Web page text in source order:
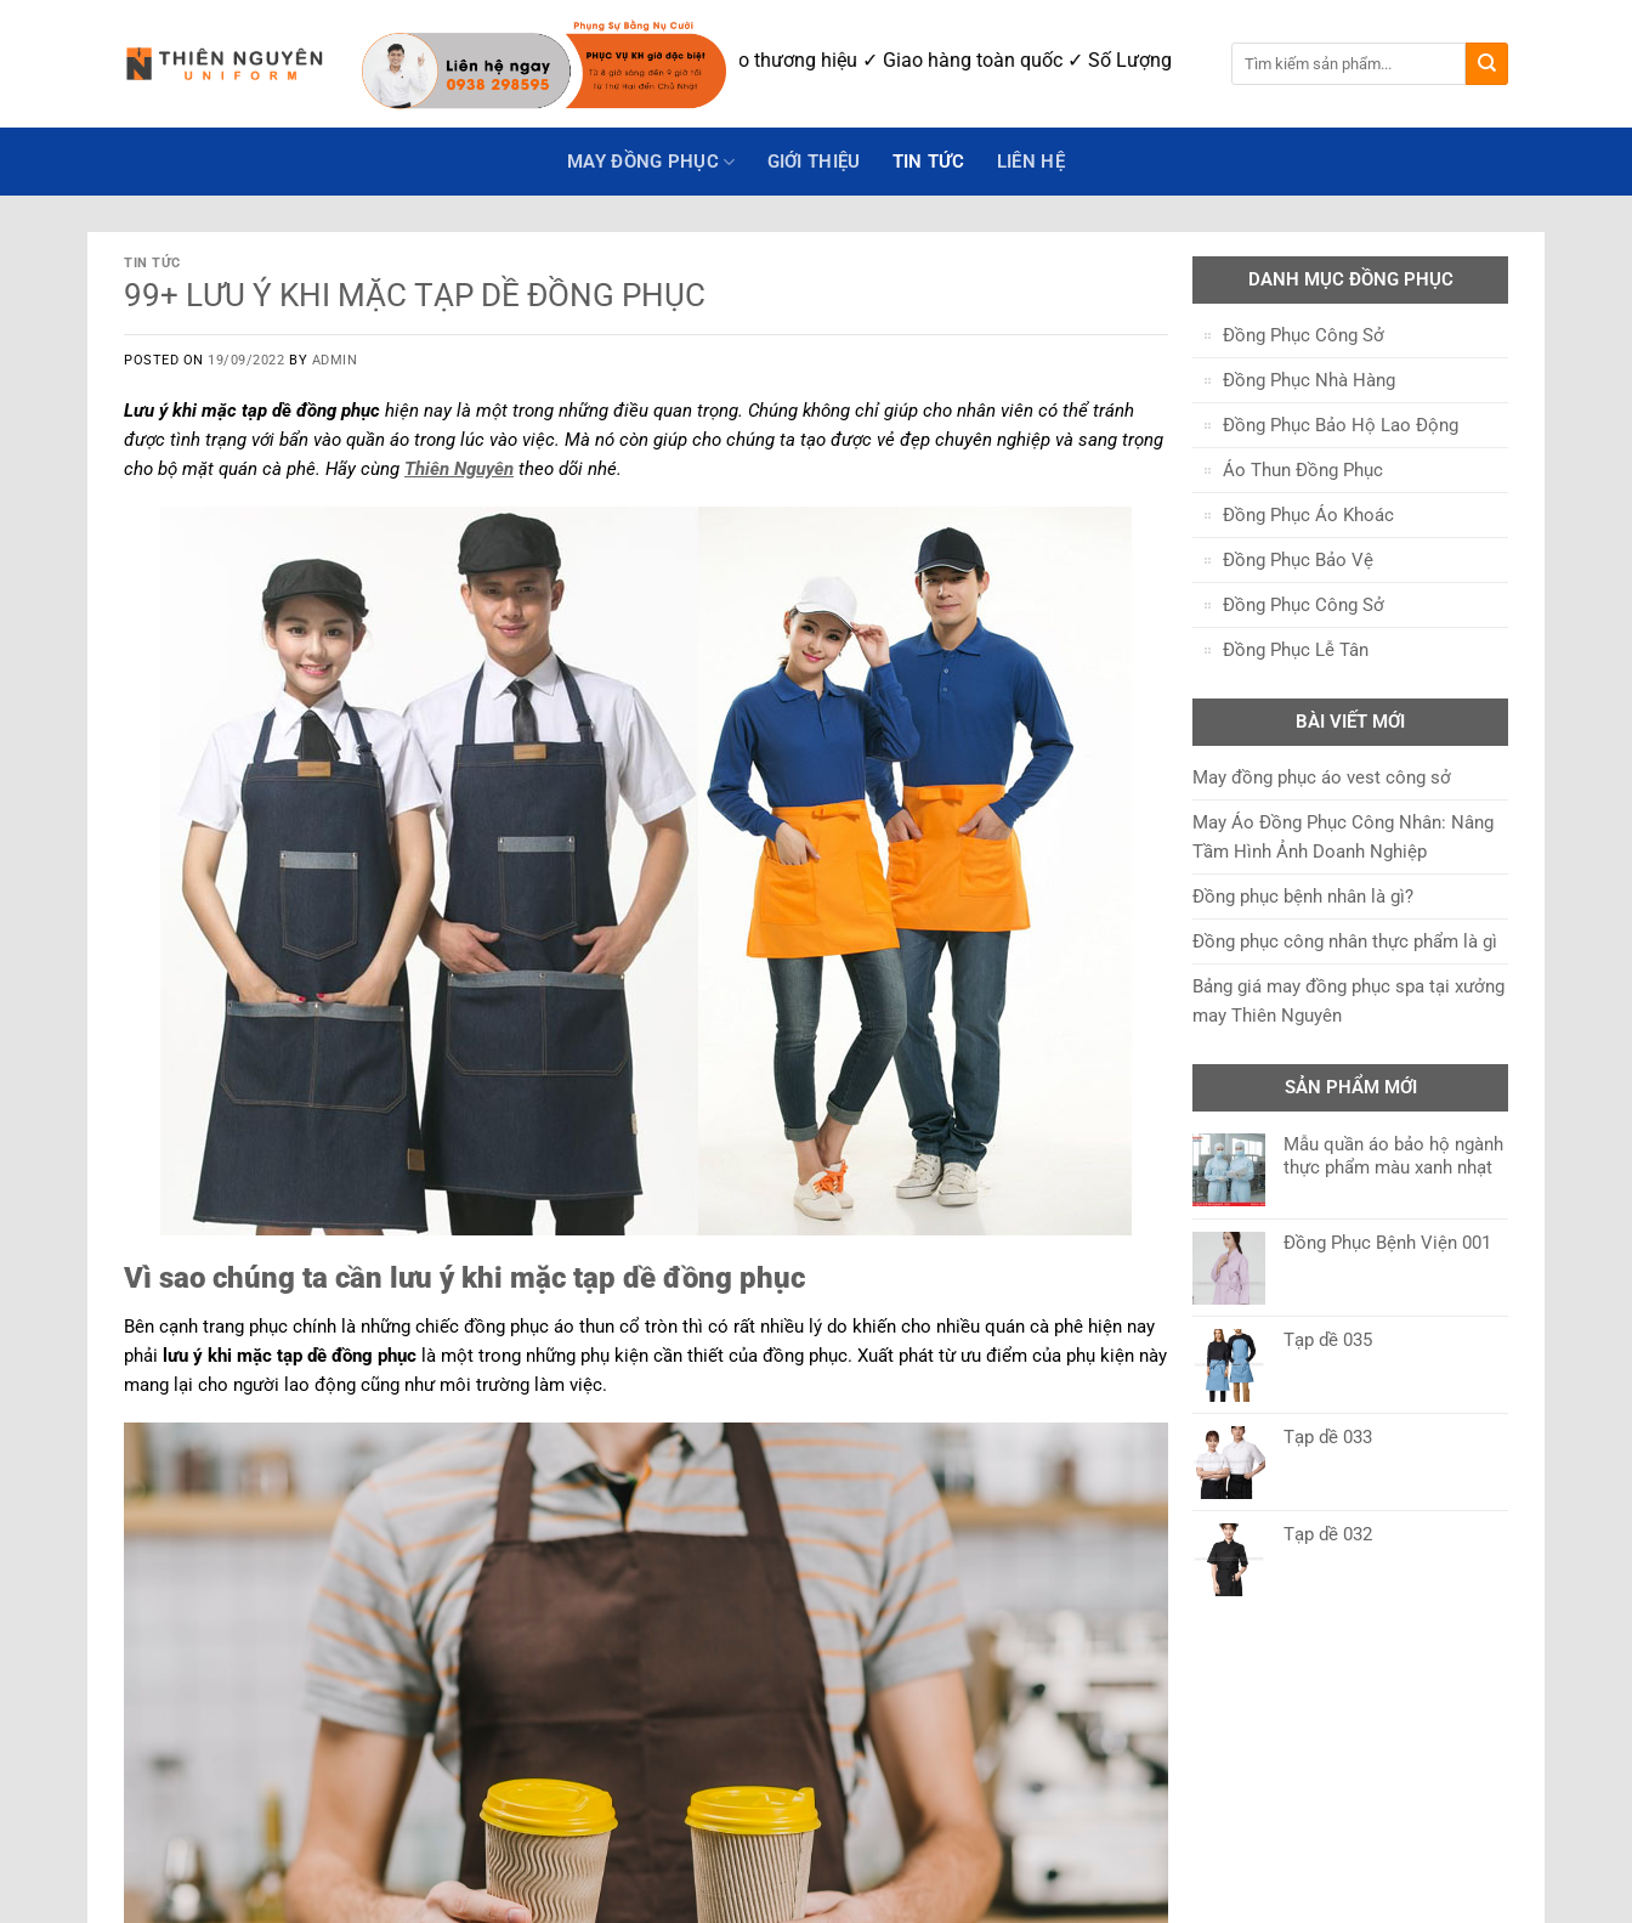
Đặt hàng hôm nay ✓ Miễn phí thiết kế may mẫu ✓ In-Thêu logo thương hiệu ✓ Giao hàng toàn quốc ✓ Số Lượng 100 cái.
MAY ĐỒNG PHỤC GIỚI THIỆU TIN TỨC LIÊN HỆ
TIN TỨC
99+ LƯU Ý KHI MẶC TẠP DỀ ĐỒNG PHỤC
POSTED ON 19/09/2022 BY ADMIN
Lưu ý khi mặc tạp dề đồng phục hiện nay là một trong những điều quan trọng. Chúng không chỉ giúp cho nhân viên có thể tránh
được tình trạng với bẩn vào quần áo trong lúc vào việc. Mà nó còn giúp cho chúng ta tạo được vẻ đẹp chuyên nghiệp và sang trọng
cho bộ mặt quán cà phê. Hãy cùng Thiên Nguyên theo dõi nhé.
Vì sao chúng ta cần lưu ý khi mặc tạp dề đồng phục
Bên cạnh trang phục chính là những chiếc đồng phục áo thun cổ tròn thì có rất nhiều lý do khiến cho nhiều quán cà phê hiện nay
phải lưu ý khi mặc tạp dề đồng phục là một trong những phụ kiện cần thiết của đồng phục. Xuất phát từ ưu điểm của phụ kiện này
mang lại cho người lao động cũng như môi trường làm việc.
DANH MỤC ĐỒNG PHỤC
Đồng Phục Công Sở
Đồng Phục Nhà Hàng
Đồng Phục Bảo Hộ Lao Động
Áo Thun Đồng Phục
Đồng Phục Áo Khoác
Đồng Phục Bảo Vệ
Đồng Phục Công Sở
Đồng Phục Lễ Tân
BÀI VIẾT MỚI
May đồng phục áo vest công sở
May Áo Đồng Phục Công Nhân: Nâng
Tầm Hình Ảnh Doanh Nghiệp
Đồng phục bệnh nhân là gì?
Đồng phục công nhân thực phẩm là gì
Bảng giá may đồng phục spa tại xưởng
may Thiên Nguyên
SẢN PHẨM MỚI
Mẫu quần áo bảo hộ ngành
thực phẩm màu xanh nhạt
Đồng Phục Bệnh Viện 001
Tạp dề 035
Tạp dề 033
Tạp dề 032